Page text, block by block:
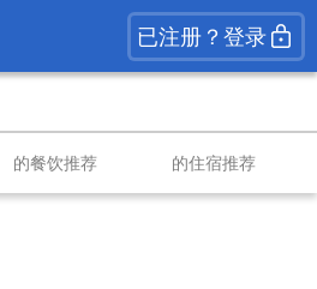
已注册？登录
的餐饮推荐 的住宿推荐